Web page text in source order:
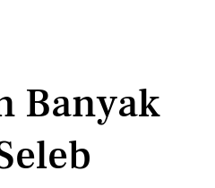
Banyak